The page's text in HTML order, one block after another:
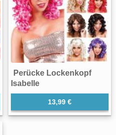
Perücke Lockenkopf
Isabelle
13,99 €